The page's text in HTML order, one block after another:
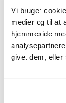
Vi bruger
medier og til at
hjemmeside
givet dem, eller
rationaler”, pp.
Pallesen og S.
politologisk
udgave
Den Sociale
Bond skal sikre job
udsatte.
sarbare-ledige